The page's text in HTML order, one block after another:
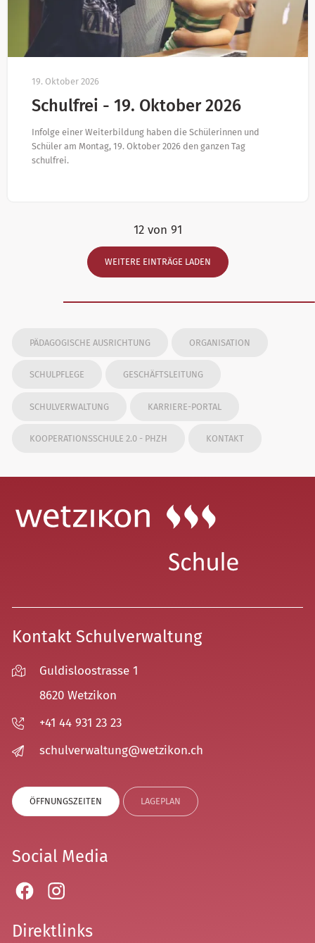
19. Oktober 2026
Schulfrei - 19. Oktober 2026
Infolge einer Weiterbildung haben die Schülerinnen und
Schüler am Montag, 19. Oktober 2026 den ganzen Tag
schulfrei.
12 von 91
WEITERE EINTRÄGE LADEN
PÄDAGOGISCHE AUSRICHTUNG ORGANISATION
SCHULPFLEGE GESCHÄFTSLEITUNG
SCHULVERWALTUNG KARRIERE-PORTAL
KOOPERATIONSSCHULE 2.0 - PHZH KONTAKT
Kontakt Schulverwaltung
Guldisloostrasse 1
8620 Wetzikon
+41 44 931 23 23
sch lv rw lt ng w tz k n ch
ÖFFNUNGSZEITEN LAGEPLAN
Social Media
Direktlinks